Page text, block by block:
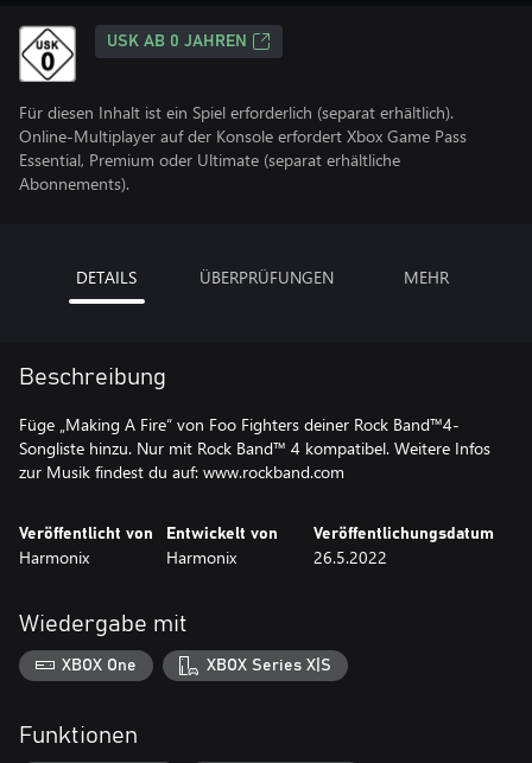
USK AB 0 JAHREN
Für diesen Inhalt ist ein Spiel erforderlich (separat erhältlich).
Online-Multiplayer auf der Konsole erfordert Xbox Game Pass
Essential, Premium oder Ultimate (separat erhältliche
Abonnements).
DETAILS ÜBERPRÜFUNGEN MEHR
Beschreibung
Füge „Making A Fire“ von Foo Fighters deiner Rock Band™4-
Songliste hinzu. Nur mit Rock Band™ 4 kompatibel. Weitere Infos
zur Musik findest du auf: www.rockband.com
Veröffentlicht von
Harmonix
Entwickelt von
Harmonix
Veröffentlichungsdatum
26.5.2022
Wiedergabe mit
XBOX One XBOX Series X|S
Funktionen